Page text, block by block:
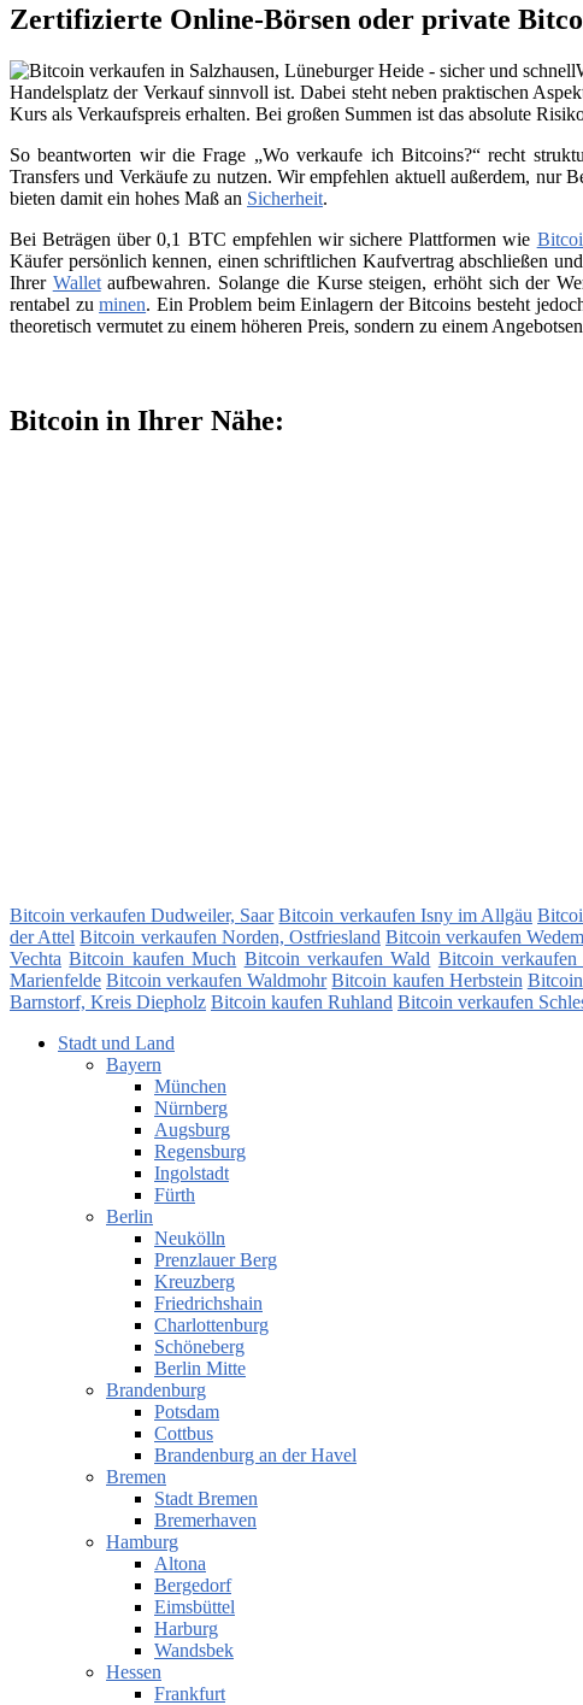
Zertifizierte Online-Börsen oder private
Handelsplatz der Verkauf sinnvoll ist. Dabei steht neben praktischen
Kurs als Verkaufspreis erhalten. Bei großen Summen ist das absolute
So beantworten wir die Frage „Wo verkaufe ich Bitcoins?“ recht
Transfers und Verkäufe zu nutzen. Wir empfehlen aktuell außerdem,
bieten damit ein hohes Maß an Sicherheit.
Bei Beträgen über 0,1 BTC empfehlen wir sichere Plattformen wie
Käufer persönlich kennen, einen schriftlichen Kaufvertrag abschließen
Ihrer Walletaufbewahren. Solange die Kurse steigen, erhöht sich der
rentabel zuminen. Ein Problem beim Einlagern der Bitcoins besteht
theoretisch vermutet zu einem höheren Preis, sondern zu einem
Bitcoin in Ihrer Nähe:
Bitcoin verkaufen Dudweiler, Saar Bitcoin verkaufen Isny im Allgäu
der Attel Bitcoin verkaufen Norden, Ostfriesland Bitcoin verkaufen
Vechta Bitcoin kaufen Much Bitcoin verkaufen Wald Bitcoin
Marienfelde Bitcoin verkaufen Waldmohr Bitcoin kaufen Herbstein
Barnstorf, Kreis Diepholz Bitcoin kaufen Ruhland Bitcoin verkaufen
Stadt und Land
Bayern
München
Nürnberg
Augsburg
Regensburg
Ingolstadt
Fürth
Berlin
Neukölln
Prenzlauer Berg
Kreuzberg
Friedrichshain
Charlottenburg
Schöneberg
Berlin Mitte
Brandenburg
Potsdam
Cottbus
Brandenburg an der Havel
Bremen
Stadt Bremen
Bremerhaven
Hamburg
Altona
Bergedorf
Eimsbüttel
Harburg
Wandsbek
Hessen
Frankfurt